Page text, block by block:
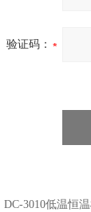
验证码：
DC-3010低温恒